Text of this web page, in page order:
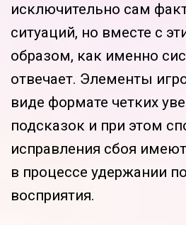
исключительно сам
ситуаций, но вместе с
образом, как именно
отвечает. Элементы
виде формате четких
подсказок и при этом
исправления сбоя
в процессе удержании
восприятия.